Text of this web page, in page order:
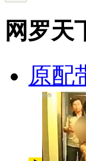
网罗天
原配